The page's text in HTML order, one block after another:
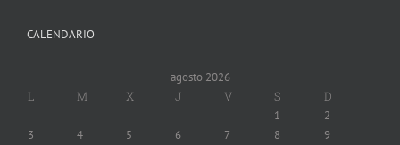
CALENDARIO
agosto 2026
L M X J V S D
1
2
3
4 5 6 7 8
9